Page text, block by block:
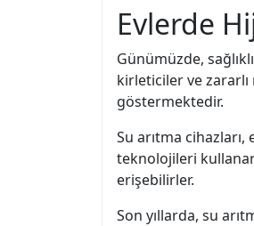
Evlerde
Günümüzde,
kirleticiler ve zararlı
göstermektedir.
Su arıtma
teknolojileri
erişebilirler.
Son yıllarda, su